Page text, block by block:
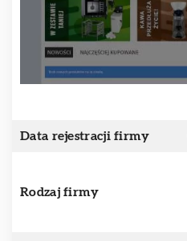
Data rejestracji firmy
Rodzaj firmy